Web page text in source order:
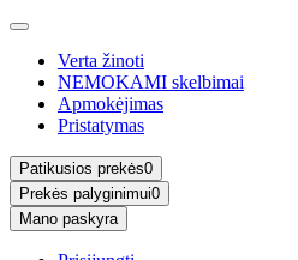
Verta žinoti
NEMOKAMI skelbimai
Apmokėjimas
Pristatymas
Patikusios prekės0
Prekės palyginimui0
Mano paskyra